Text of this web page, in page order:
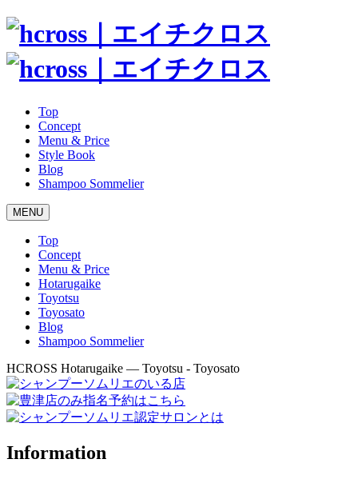
Top
Concept
Menu & Price
Style Book
Blog
Shampoo Sommelier
MENU
Top
Concept
Menu & Price
Hotarugaike
Toyotsu
Toyosato
Blog
Shampoo Sommelier
HCROSS Hotarugaike — Toyotsu - Toyosato
Information